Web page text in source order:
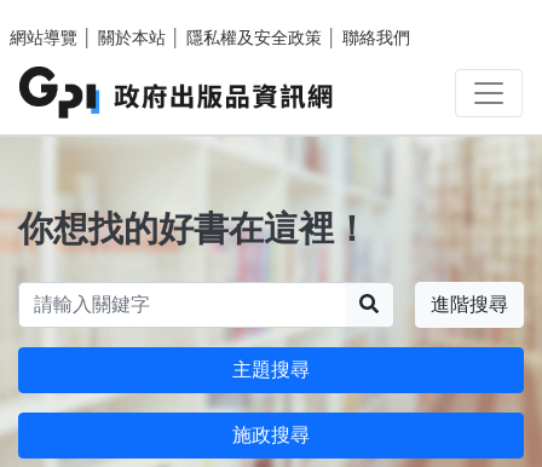
網站導覽
關於本站 隱私權及安全政策 聯絡我們
你想找的好書在這裡！
進階搜尋
主題搜尋
施政搜尋